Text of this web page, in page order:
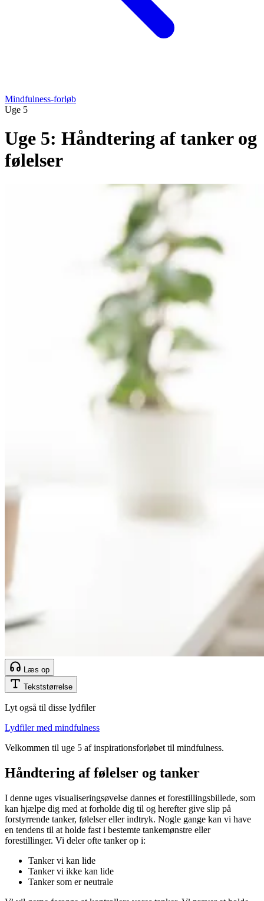
Mindfulness-forløb
Uge 5
Uge 5: Håndtering af tanker og
følelser
Læs op
Tekststørrelse
Lyt også til disse lydfiler
Lydfiler med mindfulness
Velkommen til uge 5 af inspirationsforløbet til mindfulness.
Håndtering af følelser og tanker
I denne uges visualiseringsøvelse dannes et forestillingsbillede, som
kan hjælpe dig med at forholde dig til og herefter give slip på
forstyrrende tanker, følelser eller indtryk. Nogle gange kan vi have
en tendens til at holde fast i bestemte tankemønstre eller
forestillinger. Vi deler ofte tanker op i:
Tanker vi kan lide
Tanker vi ikke kan lide
Tanker som er neutrale